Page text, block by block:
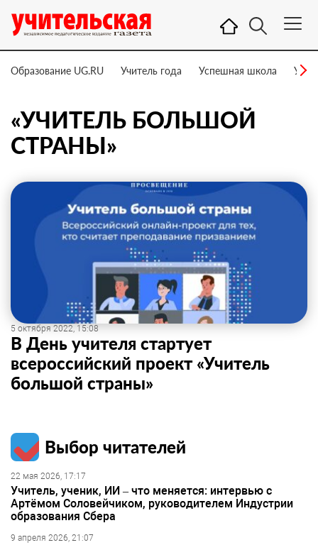
Образование UG.RU Учитель года Успешная школа
«УЧИТЕЛЬ БОЛЬШОЙ
СТРАНЫ»
5 октября 2022, 15:08
В День учителя стартует
всероссийский проект «Учитель
большой страны»
Выбор читателей
22 мая 2026, 17:17
Учитель, ученик, ИИ – что меняется: интервью с
Артёмом Соловейчиком, руководителем Индустрии
образования Сбера
9 апреля 2026, 21:07